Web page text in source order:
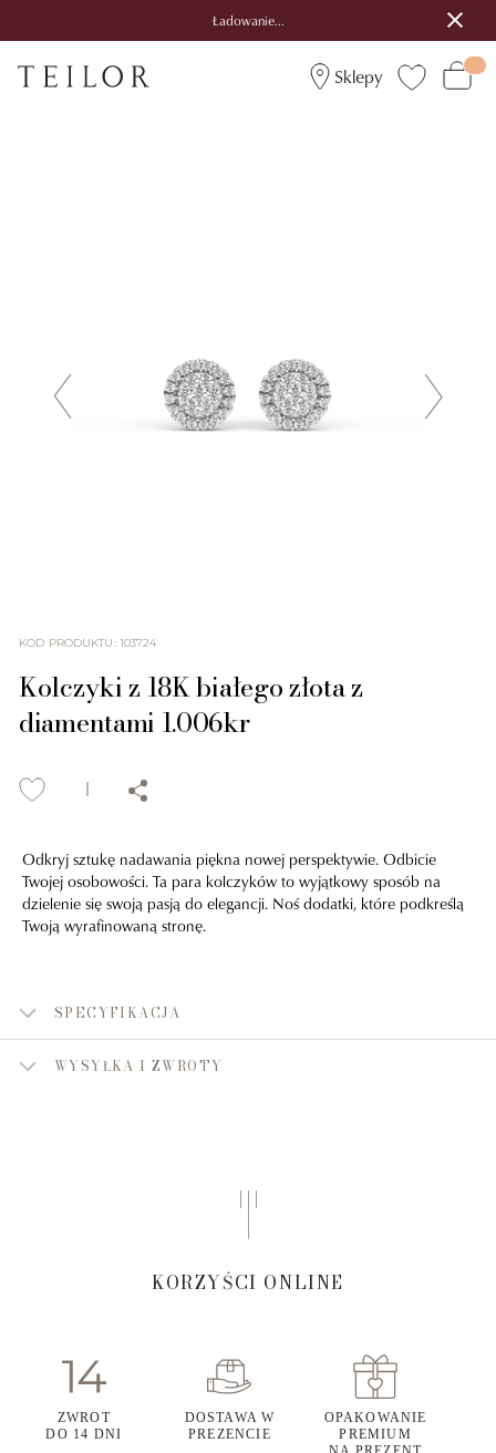
Ładowanie...
Sklepy
KOD PRODUKTU: 103724
Kolczyki z 18K białego złota z
diamentami 1.006kr
Odkryj sztukę nadawania piękna nowej perspektywie. Odbicie
Twojej osobowości. Ta para kolczyków to wyjątkowy sposób na
dzielenie się swoją pasją do elegancji. Noś dodatki, które podkreślą
Twoją wyrafinowaną stronę.
SPECYFIKACJA
WYSYŁKA I ZWROTY
KORZYŚCI ONLINE
ZWROT
DO 14 DNI
DOSTAWA W
PREZENCIE
OPAKOWANIE
PREMIUM